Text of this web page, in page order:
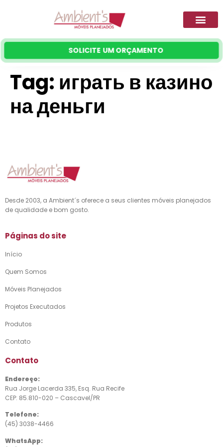
SOLICITE UM ORÇAMENTO
Tag: играть в казино
на деньги
Desde 2003, a Ambient´s oferece a seus clientes móveis planejados
de qualidade e bom gosto.
Páginas do site
Início
Quem Somos
Móveis Planejados
Projetos Executados
Produtos
Contato
Contato
Endereço:
Rua Jorge Lacerda 335, Esq. Rua Recife
CEP: 85.810-020 – Cascavel/PR
Telefone:
(45) 3038-4466
WhatsApp: